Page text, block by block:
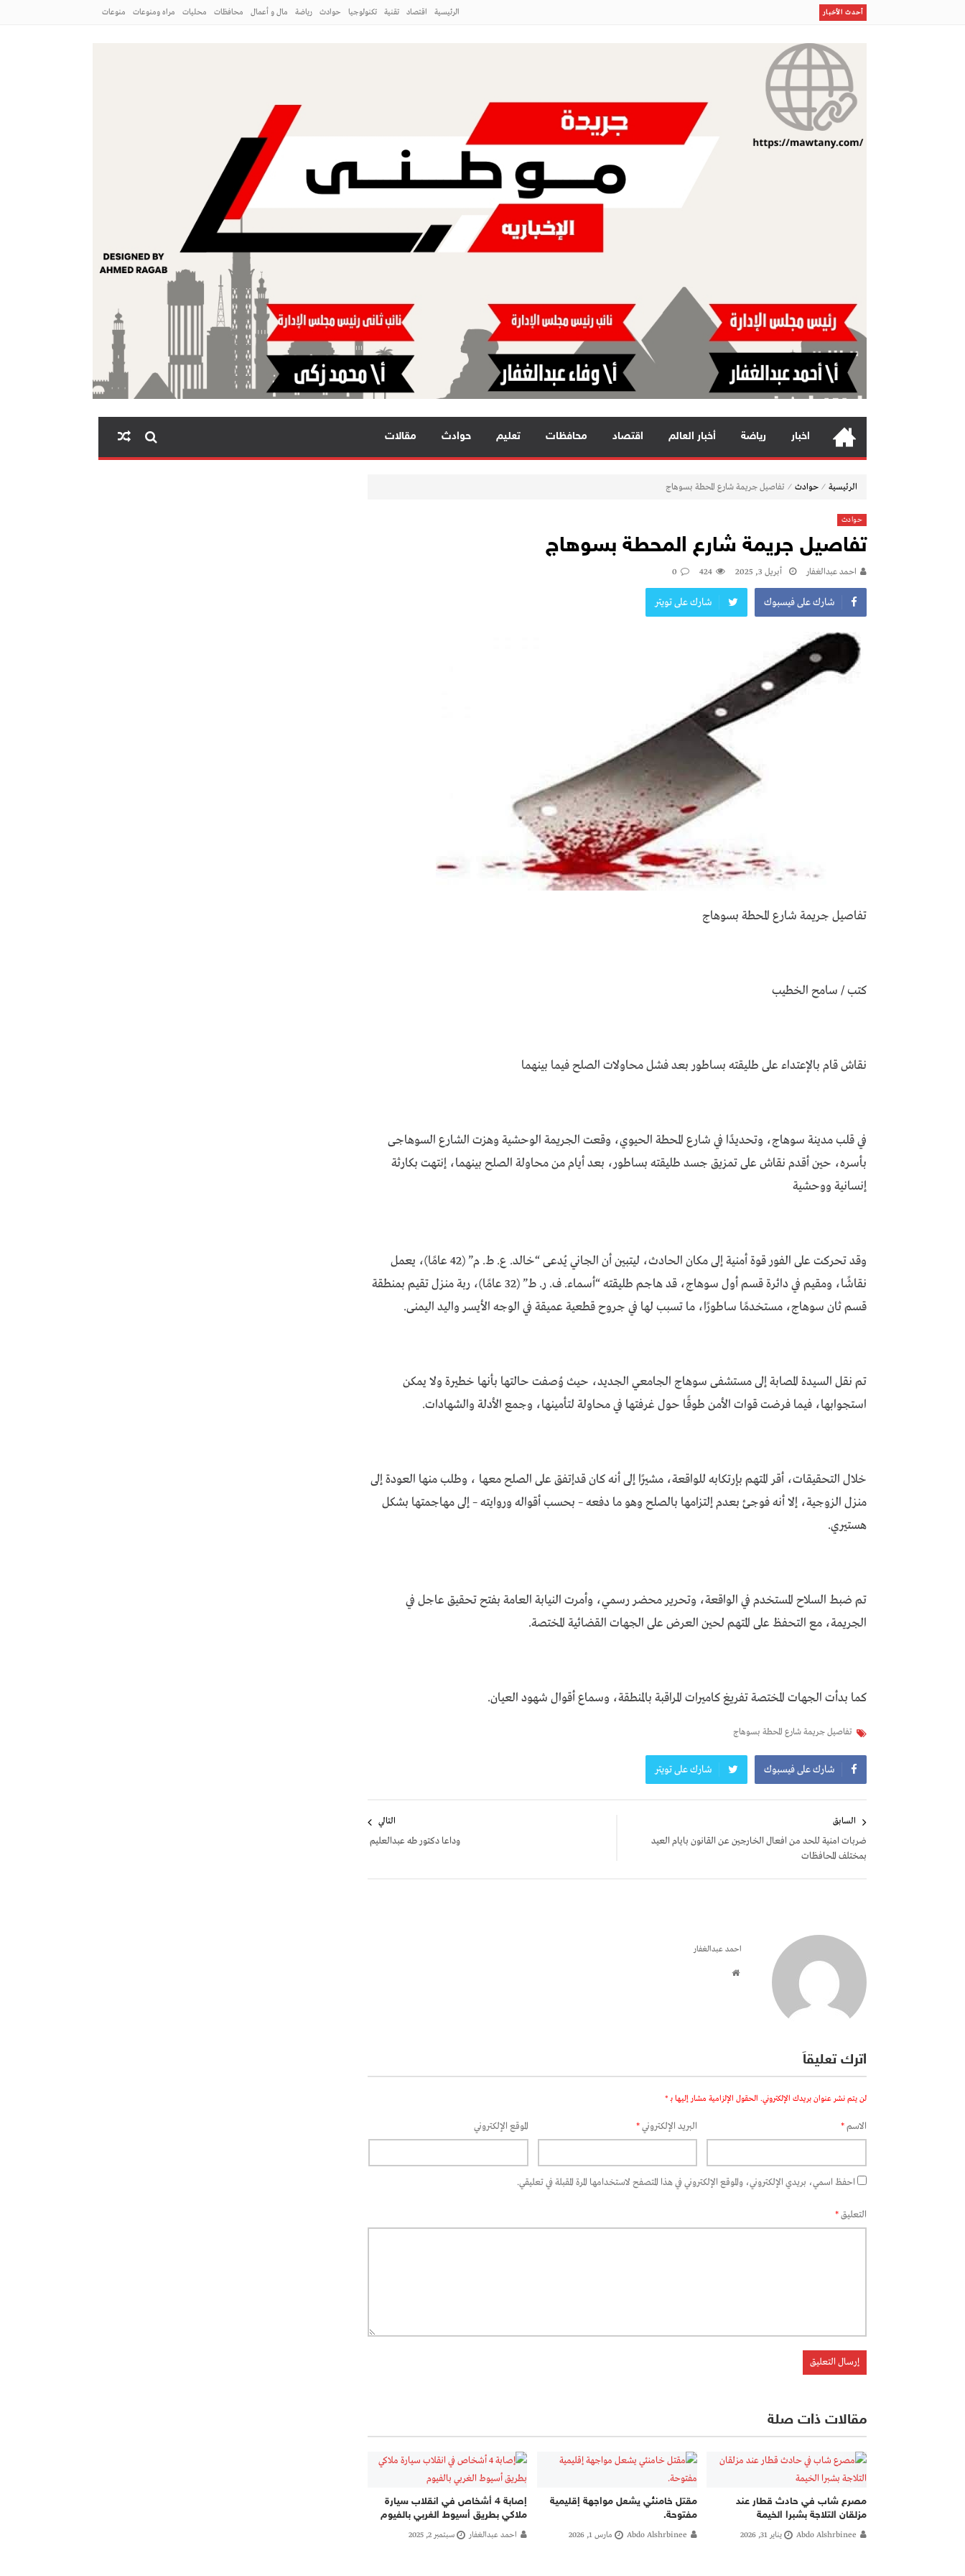
أحدث الأخبار
إستثمار الإجازة الصيفية في برامج نوعية لطلاب وطالبات الطائف
مكتب وزارة البيئة والمياه والزراعة بالعاصمة المقدسة ينفذ ورشة عمل «كيفية التصوير الميداني»
ظلال
الرئيسية اقتصاد تقنية تكنولوجيا حوادث رياضة مال و أعمال محافظات محليات مراه ومنوعات منوعات
اخبار رياضة أخبار العالم اقتصاد محافظات تعليم حوادث مقالات
الرئيسية ⁄ حوادث ⁄ تفاصيل جريمة شارع المحطة بسوهاج
حوادث
تفاصيل جريمة شارع المحطة بسوهاج
احمد عبدالغفار أبريل 3, 2025 424
0
شارك على فيسبوك شارك على تويتر
تفاصيل جريمة شارع المحطة بسوهاج
كتب / سامح الخطيب
نقاش قام بالإعتداء على طليقته بساطور بعد فشل محاولات الصلح فيما بينهما
في قلب مدينة سوهاج، وتحديدًا في شارع المحطة الحيوي، وقعت الجريمة الوحشية وهزت الشارع السوهاجى
بأسره، حين أقدم نقاش على تمزيق جسد طليقته بساطور، بعد أيام من محاولة الصلح بينهما، إنتهت بكارثة
إنسانية ووحشية
وقد تحركت على الفور قوة أمنية إلى مكان الحادث، ليتبين أن الجاني يُدعى “خالد. ع. ط. م” (42 عامًا)، يعمل
نقاشًا، ومقيم في دائرة قسم أول سوهاج، قد هاجم طليقته “أسماء. ف. ر. ط” (32 عامًا)، ربة منزل تقيم بمنطقة
قسم ثان سوهاج، مستخدمًا ساطورًا، ما تسبب لها في جروح قطعية عميقة في الوجه الأيسر واليد اليمنى.
تم نقل السيدة المصابة إلى مستشفى سوهاج الجامعي الجديد، حيث وُصفت حالتها بأنها خطيرة ولا يمكن
استجوابها، فيما فرضت قوات الأمن طوقًا حول غرفتها في محاولة لتأمينها، وجمع الأدلة والشهادات.
خلال التحقيقات، أقر المتهم بإرتكابه للواقعة، مشيرًا إلى أنه كان قدإتفق على الصلح معها ، وطلب منها العودة إلى
منزل الزوجية، إلا أنه فوجئ بعدم إلتزامها بالصلح وهو ما دفعه – بحسب أقواله وروايته – إلى مهاجمتها بشكل
هستيري.
تم ضبط السلاح المستخدم في الواقعة، وتحرير محضر رسمي، وأمرت النيابة العامة بفتح تحقيق عاجل في
الجريمة، مع التحفظ على المتهم لحين العرض على الجهات القضائية المختصة.
كما بدأت الجهات المختصة تفريغ كاميرات المراقبة بالمنطقة، وسماع أقوال شهود العيان.
تفاصيل جريمة شارع المحطة بسوهاج
شارك على فيسبوك شارك على تويتر
المقالات
السابق
ضربات امنية للحد من افعال الخارجين عن القانون بايام العيد
بمختلف المحافظات
التالي
وداعا دكتور طه عبدالعليم
احمد عبدالغفار
اترك تعليقاً
لن يتم نشر عنوان بريدك الإلكتروني. الحقول الإلزامية مشار إليها بـ *
الاسم* البريد الإلكتروني* الموقع الإلكتروني
احفظ اسمي، بريدي الإلكتروني، والموقع الإلكتروني في هذا المتصفح لاستخدامها المرة المقبلة في تعليقي.
التعليق*
مقالات ذات صلة
مصرع شاب في حادث قطار عند
مزلقان التلاجة بشبرا الخيمة
Abdo Alshrbinee يناير 31, 2026
مقتل خامنئي يشعل مواجهة إقليمية
مفتوحة.
Abdo Alshrbinee مارس 1, 2026
إصابة 4 أشخاص في انقلاب سيارة
ملاكي بطريق أسيوط الغربي بالفيوم
احمد عبدالغفار سبتمبر 2, 2025